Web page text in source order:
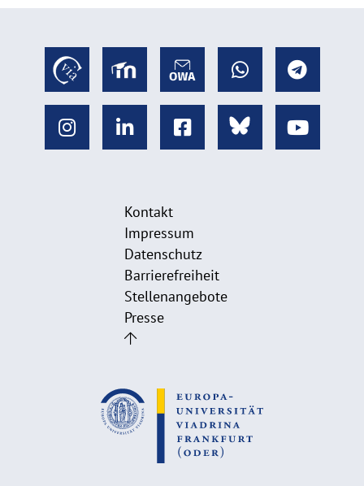
Kontakt
Impressum
Datenschutz
Barrierefreiheit
Stellenangebote
Presse